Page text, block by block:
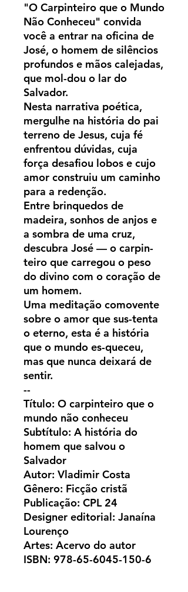
"O Carpinteiro que o Mundo
Não Conheceu" convida
você a entrar na oficina de
José, o homem de silêncios
profundos e mãos calejadas,
que mol-dou o lar do
Salvador.
Nesta narrativa poética,
mergulhe na história do pai
terreno de Jesus, cuja fé
enfrentou dúvidas, cuja
força desafiou lobos e cujo
amor construiu um caminho
para a redenção.
Entre brinquedos de
madeira, sonhos de anjos e
a sombra de uma cruz,
descubra José — o carpin-
teiro que carregou o peso
do divino com o coração de
um homem.
Uma meditação comovente
sobre o amor que sus-tenta
o eterno, esta é a história
que o mundo es-queceu,
mas que nunca deixará de
sentir.
--
Título: O carpinteiro que o
mundo não conheceu
Subtítulo: A história do
homem que salvou o
Salvador
Autor: Vladimir Costa
Gênero: Ficção cristã
Publicação: CPL 24
Designer editorial: Janaína
Lourenço
Artes: Acervo do autor
ISBN: 978-65-6045-150-6